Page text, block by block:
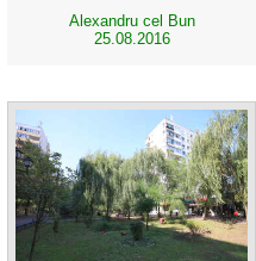
Alexandru cel Bun
25.08.2016